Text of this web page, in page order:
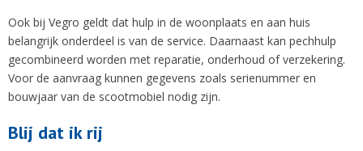
Ook bij Vegro geldt dat hulp in de woonplaats en aan huis
belangrijk onderdeel is van de service. Daarnaast kan pechhulp
gecombineerd worden met reparatie, onderhoud of verzekering.
Voor de aanvraag kunnen gegevens zoals serienummer en
bouwjaar van de scootmobiel nodig zijn.
Blij dat ik rij